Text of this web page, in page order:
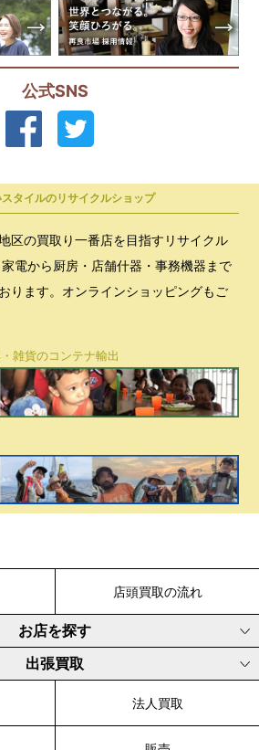
公式SNS
タイルのリサイクルショップ
区の買取り一番店を目指すリサイクル
電から厨房・店舗什器・事務機器まで
ります。オンラインショッピングもご
雑貨のコンテナ輸出
店頭買取の流れ
お店を探す
出張買取
法人買取